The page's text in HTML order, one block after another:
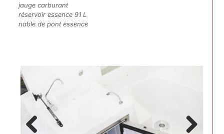
jauge carburant
réservoir essence 91 L
nable de pont essence